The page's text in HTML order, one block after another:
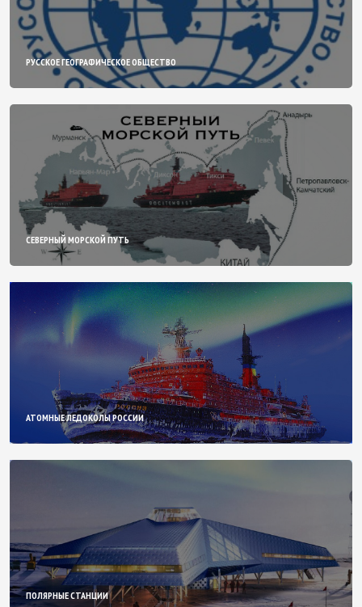
РУССКОЕ ГЕОГРАФИЧЕСКОЕ ОБЩЕСТВО
СЕВЕРНЫЙ МОРСКОЙ ПУТЬ
АТОМНЫЕ ЛЕДОКОЛЫ РОССИИ
ПОЛЯРНЫЕ СТАНЦИИ